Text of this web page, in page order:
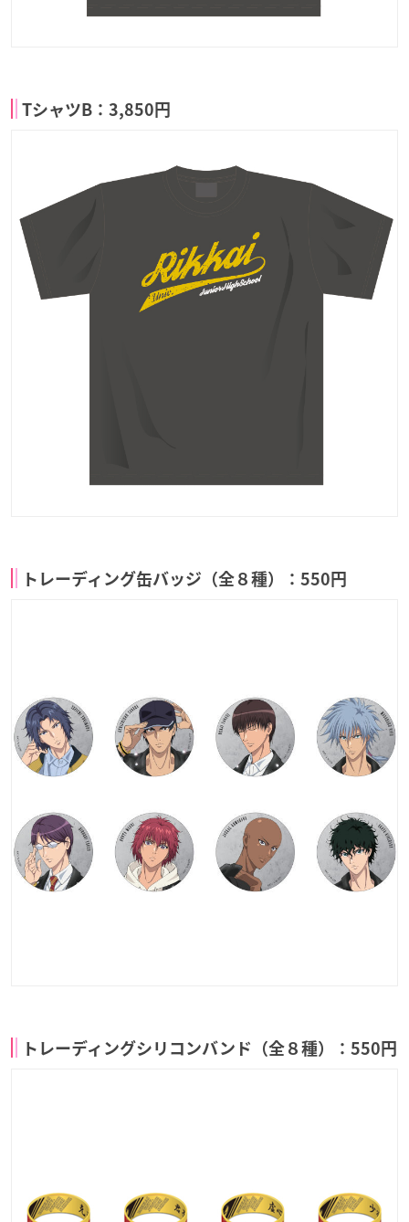
TシャツB：3,850円
トレーディング缶バッジ（全８種）：550円
トレーディングシリコンバンド（全８種）：550円